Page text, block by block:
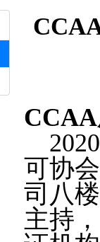
可协
司八
主持